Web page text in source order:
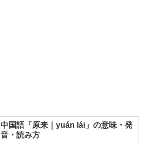
中国語「原来｜yuán lái」の意味・発
音・読み方